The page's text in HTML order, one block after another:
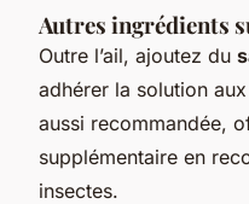
Autres ingrédients
Outre l’ail, ajoutez du
adhérer la solution
aussi recommandée,
supplémentaire en
insectes.